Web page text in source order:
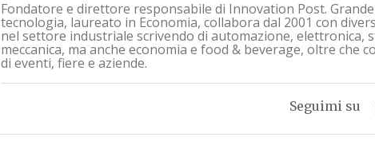
Fondatore e direttore responsabile di Innovation Post.
tecnologia, laureato in Economia, collabora dal 2001 con
nel settore industriale scrivendo di automazione, elettronica,
meccanica, ma anche economia e food & beverage, oltre che
di eventi, fiere e aziende.
Seguimi su